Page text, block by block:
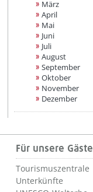
März
April
Mai
Juni
Juli
August
September
Oktober
November
Dezember
Für unsere Gäste
Tourismuszentrale
Unterkünfte